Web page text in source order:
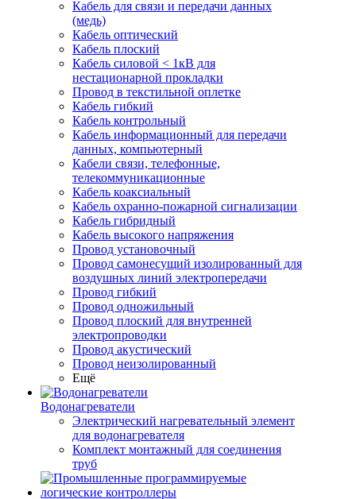
Кабель для связи и передачи данных
(медь)
Кабель оптический
Кабель плоский
Кабель силовой < 1кВ для
нестационарной прокладки
Провод в текстильной оплетке
Кабель гибкий
Кабель контрольный
Кабель информационный для передачи
данных, компьютерный
Кабели связи, телефонные,
телекоммуникационные
Кабель коаксиальный
Кабель охранно-пожарной сигнализации
Кабель гибридный
Кабель высокого напряжения
Провод установочный
Провод самонесущий изолированный для
воздушных линий электропередачи
Провод гибкий
Провод одножильный
Провод плоский для внутренней
электропроводки
Провод акустический
Провод неизолированный
Ещё
Водонагреватели
Электрический нагревательный элемент
для водонагревателя
Комплект монтажный для соединения
труб